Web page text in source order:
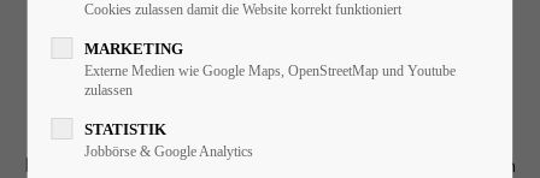
Anmelden
Register
LENTZEN & PARTNER
ARBEITGEBER
Der Wert eines Unternehmens wird häufig in Bilanzen
Cookies zulassen damit die Website korrekt funktioniert
MARKETING
Externe Medien wie Google Maps, OpenStreetMap und Youtube
zulassen
STATISTIK
Jobbörse & Google Analytics